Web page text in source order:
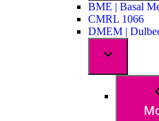
BME | Basal
CMRL 1066
DMEM |